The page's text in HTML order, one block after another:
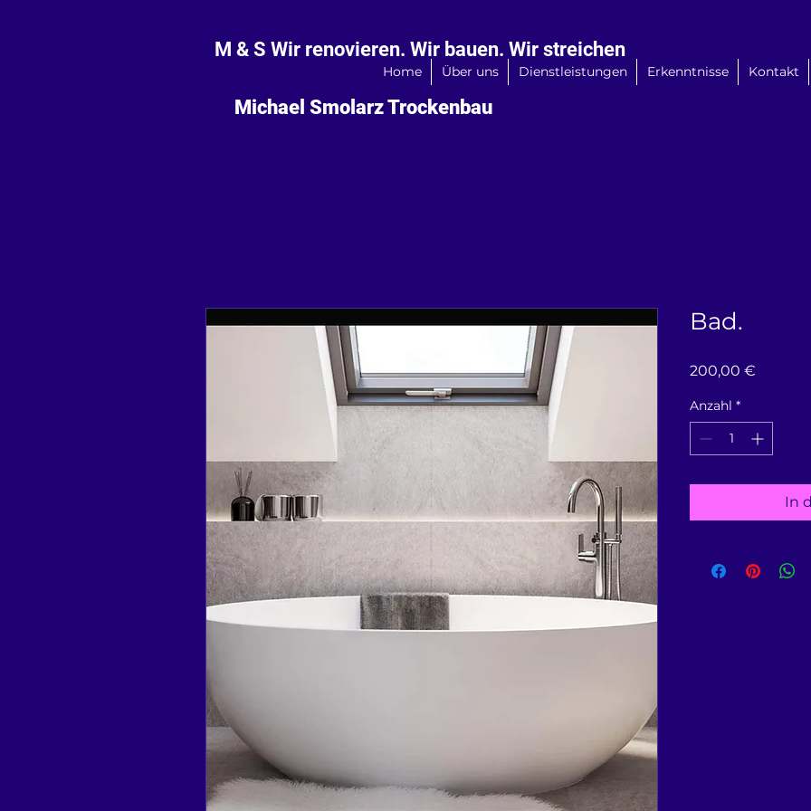
M & S Wir renovieren. Wir bauen. Wir streichen
Michael Smolarz Trockenbau
Home Über uns Dienstleistungen Erkenntnisse Kontakt
Bad.
200,00 €
Anzahl *
In